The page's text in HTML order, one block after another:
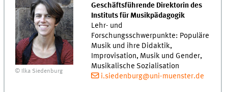
© Ilka Siedenburg
Geschäftsführende Direktorin des
Instituts für Musikpädagogik
Lehr- und
Forschungsschwerpunkte: Populäre
Musik und ihre Didaktik,
Improvisation, Musik und Gender,
Musikalische Sozialisation
i.siedenburg@uni-muenster.de